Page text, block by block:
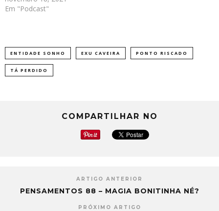
Em "Podcast"
ENTIDADE SONHO EXU CAVEIRA PONTO RISCADO
TÁ PERDIDO
COMPARTILHAR NO
ARTIGO ANTERIOR
PENSAMENTOS 88 – MAGIA BONITINHA NÉ?
PRÓXIMO ARTIGO